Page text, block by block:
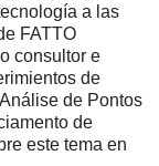
a las
FATTO
consultor e
de
de Pontos
de
este tema en